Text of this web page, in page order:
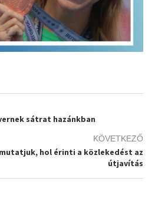
sátrat hazánkban
KÖVETKEZŐ
hol érinti a közlekedést az
útjavítás